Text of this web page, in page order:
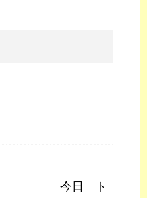
ト